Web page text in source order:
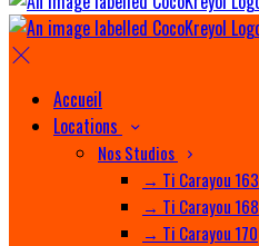
Accueil
Locations
Nos Studios
→ Ti Carayou 163
→ Ti Carayou 168
→ Ti Carayou 170